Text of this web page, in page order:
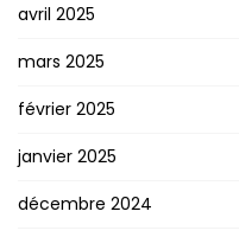
avril 2025
mars 2025
février 2025
janvier 2025
décembre 2024